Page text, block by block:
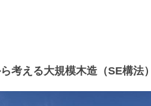
考える大規模木造（SE構法